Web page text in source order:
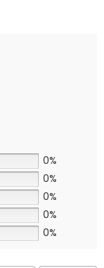
0%
0%
0%
0%
0%